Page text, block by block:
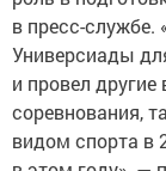
в пресс-службе.
Универсиады
и провел
соревнования,
видом спорта в